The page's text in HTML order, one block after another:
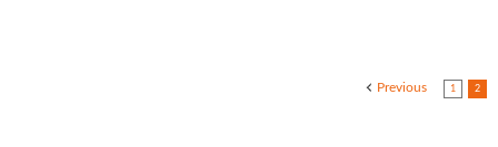
Previous 1 2